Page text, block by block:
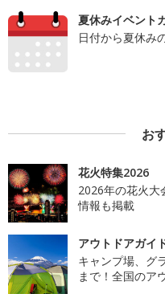
夏休みイベント
日付から夏休み
お
花火特集2026
2026年の花火大
情報も掲載
アウトドアガイ
キャンプ場、グ
まで！全国のア